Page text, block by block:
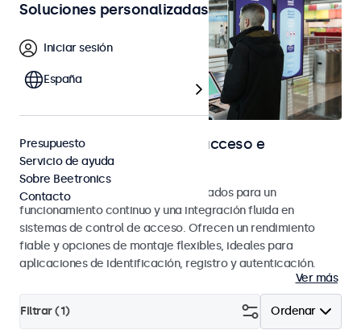
Pantallas para control de acceso e
identificación
Monitores y pantallas táctiles diseñados para un
funcionamiento continuo y una integración fluida en
sistemas de control de acceso. Ofrecen un rendimiento
fiable y opciones de montaje flexibles, ideales para
aplicaciones de identificación, registro y autenticación.
Ver más
Ordenar
Filtrar (1)
Soluciones personalizadas
Iniciar sesión
España
Presupuesto
Servicio de ayuda
Sobre Beetronics
Contacto